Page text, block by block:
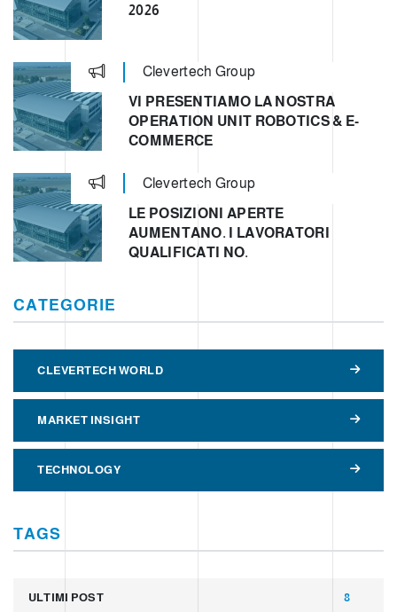
2026
Clevertech Group
VI PRESENTIAMO LA NOSTRA
OPERATION UNIT ROBOTICS & E-
COMMERCE
Clevertech Group
LE POSIZIONI APERTE
AUMENTANO. I LAVORATORI
QUALIFICATI NO.
CATEGORIE
CLEVERTECH WORLD
MARKET INSIGHT
TECHNOLOGY
TAGS
ULTIMI POST 8